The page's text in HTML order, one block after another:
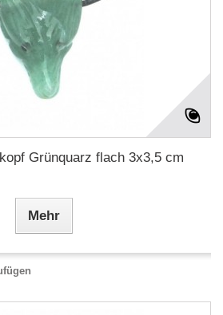
Grünquarz flach 3x3,5 cm
Mehr